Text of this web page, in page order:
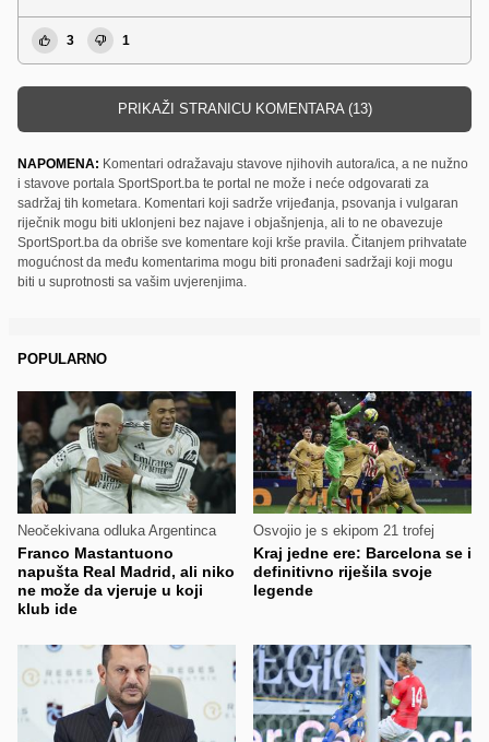
3 1
PRIKAŽI STRANICU KOMENTARA (13)
NAPOMENA: Komentari odražavaju stavove njihovih autora/ica, a ne nužno
i stavove portala SportSport.ba te portal ne može i neće odgovarati za
sadržaj tih kometara. Komentari koji sadrže vrijeđanja, psovanja i vulgaran
riječnik mogu biti uklonjeni bez najave i objašnjenja, ali to ne obavezuje
SportSport.ba da obriše sve komentare koji krše pravila. Čitanjem prihvatate
mogućnost da među komentarima mogu biti pronađeni sadržaji koji mogu
biti u suprotnosti sa vašim uvjerenjima.
POPULARNO
Neočekivana odluka Argentinca
Franco Mastantuono
napušta Real Madrid, ali niko
ne može da vjeruje u koji
klub ide
Osvojio je s ekipom 21 trofej
Kraj jedne ere: Barcelona se i
definitivno riješila svoje
legende